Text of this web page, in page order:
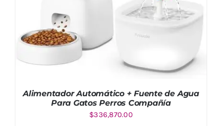
Alimentador Automático + Fuente de Agua
Para Gatos Perros Compañía
$336,870.00